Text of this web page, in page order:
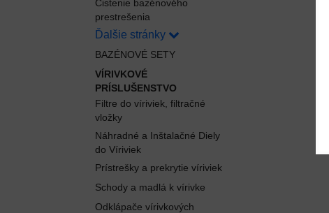
Čistenie bazénového
prestrešenia
Ďalšie stránky
BAZÉNOVÉ SETY
VÍRIVKOVÉ
PRÍSLUŠENSTVO
Filtre do víriviek, filtračné
vložky
Náhradné a Inštalačné Diely
do Víriviek
Prístrešky a prekrytie víriviek
Schody a madlá k vírivke
Odklápače vírivkových